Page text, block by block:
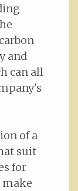
and
can all
of a
suit
for